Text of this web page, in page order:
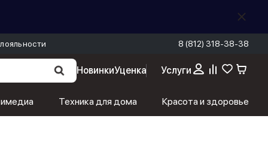
8 (812) 318-38-38
НовинкиУценка Услуги
Техника для дома Красота и здоровье
1 990 ₽